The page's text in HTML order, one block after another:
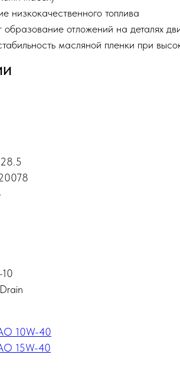
низкокачественного топлива
отложений на деталях
масляной пленки при
10W-40
15W-40